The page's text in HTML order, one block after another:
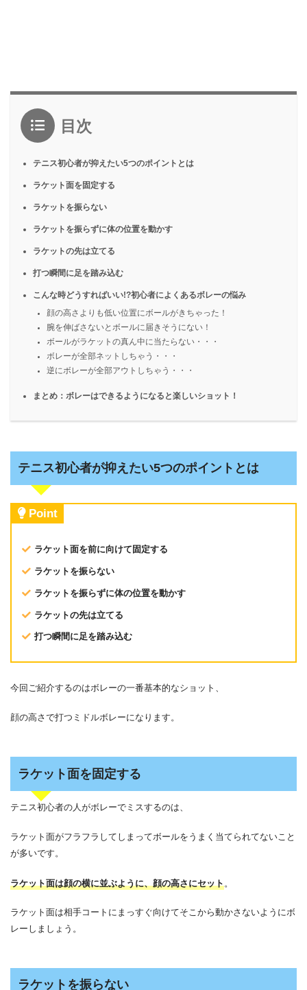
目次
テニス初心者が抑えたい5つのポイントとは
ラケット面を固定する
ラケットを振らない
ラケットを振らずに体の位置を動かす
ラケットの先は立てる
打つ瞬間に足を踏み込む
こんな時どうすればいい!?初心者によくあるボレーの悩み
顔の高さよりも低い位置にボールがきちゃった！
腕を伸ばさないとボールに届きそうにない！
ボールがラケットの真ん中に当たらない・・・
ボレーが全部ネットしちゃう・・・
逆にボレーが全部アウトしちゃう・・・
まとめ：ボレーはできるようになると楽しいショット！
テニス初心者が抑えたい5つのポイントとは
Point
ラケット面を前に向けて固定する
ラケットを振らない
ラケットを振らずに体の位置を動かす
ラケットの先は立てる
打つ瞬間に足を踏み込む
今回ご紹介するのはボレーの一番基本的なショット、
顔の高さで打つミドルボレーになります。
ラケット面を固定する
テニス初心者の人がボレーでミスするのは、
ラケット面がフラフラしてしまってボールをうまく当てられてないこと
が多いです。
ラケット面は顔の横に並ぶように、顔の高さにセット 。
ラケット面は相手コートにまっすぐ向けてそこから動かさないようにボ
レーしましょう。
ラケットを振らない